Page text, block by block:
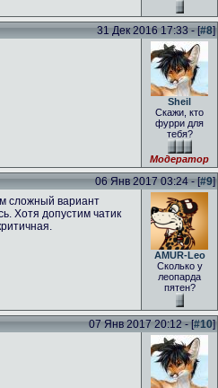
31 Дек 2016 17:33 - [#8]
Sheil
Скажи, кто
фурри для
тебя?
Модератор
06 Янв 2017 03:24 - [#9]
сложный вариант
Хотя допустим чатик
AMUR-Leo
Сколько у
леопарда
пятен?
07 Янв 2017 20:12 - [#10]